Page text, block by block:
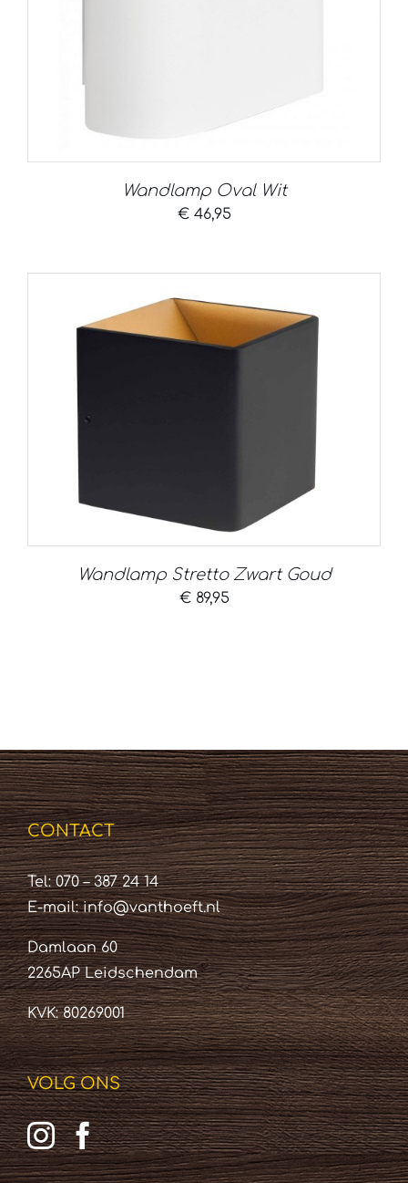
Wandlamp Oval Wit
€46,95
Wandlamp Stretto Zwart Goud
€89,95
CONTACT
Tel: 070 – 387 24 14
E-mail:info@vanthoeft.nl
Damlaan 60
2265AP Leidschendam
KVK: 80269001
VOLG ONS